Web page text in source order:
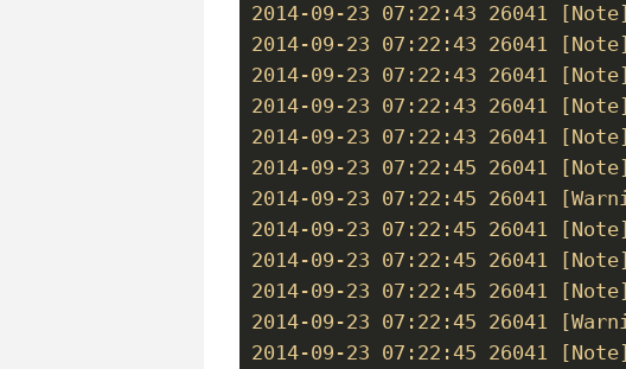
2014-09-23 07:22:43 26041
2014-09-23 07:22:43 26041
2014-09-23 07:22:43 26041
2014-09-23 07:22:43 26041
2014-09-23 07:22:43 26041
2014-09-23 07:22:45 26041
2014-09-23 07:22:45 26041
2014-09-23 07:22:45 26041
2014-09-23 07:22:45 26041
2014-09-23 07:22:45 26041
2014-09-23 07:22:45 26041
2014-09-23 07:22:45 26041